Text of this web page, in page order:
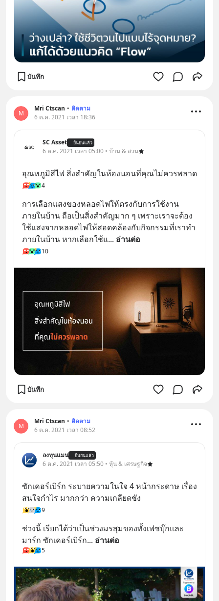
บันทึก
M
Mri Ctscan • ติดตาม
6 ต.ค. 2021 เวลา 18:36
SC Asset ยืนยันแล้ว
6 ต.ค. 2021 เวลา 05:00 • บ้าน & สวน
อุณหภูมิสีไฟ สิ่งสำคัญในห้องนอนที่คุณไม่ควรพลาด
4
การเลือกแสงของหลอดไฟให้ตรงกับการใช้งาน
ภายในบ้าน ถือเป็นสิ่งสำคัญมาก ๆ เพราะเราจะต้อง
ใช้แสงจากหลอดไฟให้สอดคล้องกับกิจกรรมที่เราทำ
ภายในบ้าน หากเลือกใช้แ... อ่านต่อ
10
บันทึก
M
Mri Ctscan • ติดตาม
6 ต.ค. 2021 เวลา 08:52
ลงทุนแมน ยืนยันแล้ว
6 ต.ค. 2021 เวลา 05:50 • หุ้น & เศรษฐกิจ
ซักเคอร์เบิร์ก ระบายความในใจ 4 หน้ากระดาษ เรื่อง
สนใจกำไร มากกว่า ความเกลียดชัง
9
ช่วงนี้ เรียกได้ว่าเป็นช่วงมรสุมของทั้งเฟซบุ๊กและ
มาร์ก ซักเคอร์เบิร์ก... อ่านต่อ
5